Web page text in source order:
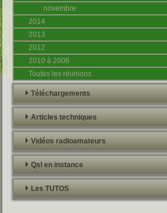
novembre
2014
2013
2012
2010 à 2006
Toutes les réunions
Téléchargements
Articles techniques
Vidéos radioamateurs
Qsl en instance
Les TUTOS